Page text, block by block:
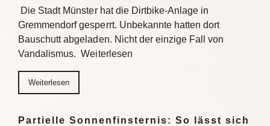
Die Stadt Münster hat die Dirtbike-Anlage in
Gremmendorf gesperrt. Unbekannte hatten dort
Bauschutt abgeladen. Nicht der einzige Fall von
Vandalismus. Weiterlesen
Weiterlesen
Partielle Sonnenfinsternis: So lässt sich